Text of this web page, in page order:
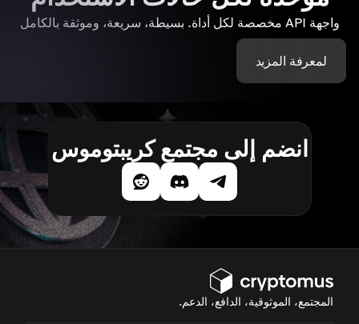
واجهة API مخصصة لكل أداة. بسيطة، سريعة، وموثقة بالكامل
لمعرفة المزيد
انضم إلى مجتمع كريبتوموس
المجتمع، الموثوقية، الدافع، الدعم.